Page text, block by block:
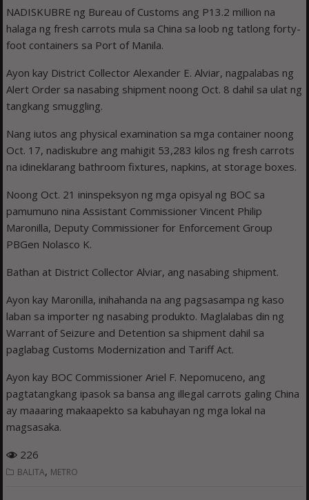
NADISKUBRE ng Bureau of Customs ang P13.2 million na
halaga ng fresh carrots mula sa China sa loob ng tatlong forty-
foot containers sa Port of Manila.
Ayon kay District Collector Alexander E. Alviar, nagpalabas ng
Alert Order sa nasabing shipment noong Oct. 8 dahil sa ulat ng
tangkang smuggling.
Nang iutos ang physical examination sa mga container noong
Oct. 17, nadiskubre ang mahigit 53,283 kilos ng fresh carrots
na idineklarang bathroom fixtures, napkins, at storage boxes.
Noong Oct. 21 ininspeksyon ng mga opisyal ng BOC sa
pamumuno nina Assistant Commissioner Vincent Philip
Maronilla, Deputy Commissioner for Enforcement Group
PBGen Nolasco K.
Bathan at District Collector Alviar, ang nasabing shipment.
Ayon kay Maronilla, inihahanda na ang pagsasampa ng kaso
laban sa importer ng nasabing produkto. Maglalabas din ng
Warrant of Seizure and Detention sa shipment dahil sa
paglabag Customs Modernization and Tariff Act.
Ayon kay BOC Commissioner Ariel F. Nepomuceno, ang
pagtatangkang ipasok sa bansa ang illegal carrots galing China
ay maaaring makaapekto sa kabuhayan ng mga lokal na
magsasaka.
226
BALITA, METRO